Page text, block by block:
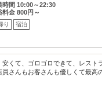
時間 10:00～22:30
料金 800円～
り 宿泊
安くて、ゴロゴロできて、レスト
さんもお客さんも優しくて最高